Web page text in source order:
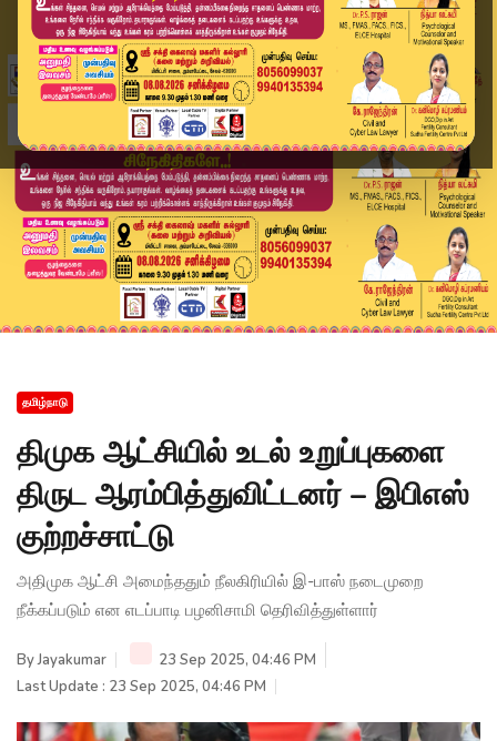
தமிழ்நாடு
திமுக ஆட்சியில் உடல் உறுப்புகளை
திருட ஆரம்பித்துவிட்டனர் – இபிஎஸ்
குற்றச்சாட்டு
அதிமுக ஆட்சி அமைந்ததும் நீலகிரியில் இ-பாஸ் நடைமுறை
நீக்கப்படும் என எடப்பாடி பழனிசாமி தெரிவித்துள்ளார்
ByJayakumar
23 Sep 2025, 04:46 PM
Last Update : 23 Sep 2025, 04:46 PM